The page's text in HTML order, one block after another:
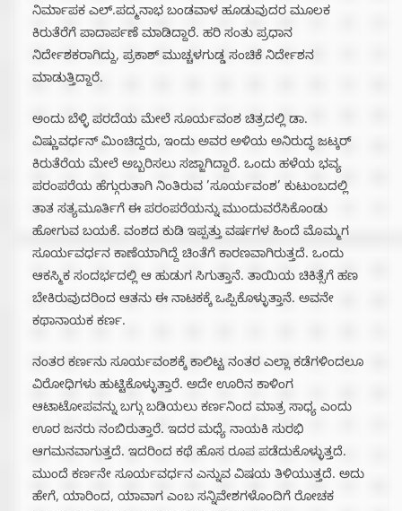
ನಿರ್ಮಾಪಕ ಎಲ್.ಪದ್ಮನಾಭ ಬಂಡವಾಳ ಹೂಡುವುದರ ಮೂಲಕ
ಕಿರುತೆರೆಗೆ ಪಾದಾರ್ಪಣೆ ಮಾಡಿದ್ದಾರೆ. ಹರಿ ಸಂತು ಪ್ರಧಾನ
ನಿರ್ದೇಶಕರಾಗಿದ್ದು, ಪ್ರಕಾಶ್ ಮುಚ್ಚಳಗುಡ್ಡ ಸಂಚಿಕೆ ನಿರ್ದೇಶನ
ಮಾಡುತ್ತಿದ್ದಾರೆ.
ಅಂದು ಬೆಳ್ಳಿ ಪರದೆಯ ಮೇಲೆ ಸೂರ್ಯವಂಶ ಚಿತ್ರದಲ್ಲಿ ಡಾ.
ವಿಷ್ಣುವರ್ಧನ್ ಮಿಂಚಿದ್ದರು, ಇಂದು ಅವರ ಅಳಿಯ ಅನಿರುದ್ಧ ಜಟ್ಕರ್
ಕಿರುತೆರೆಯ ಮೇಲೆ ಅಬ್ಬರಿಸಲು ಸಜ್ಜಾಗಿದ್ದಾರೆ. ಒಂದು ಹಳೆಯ ಭವ್ಯ
ಪರಂಪರೆಯ ಹೆಗ್ಗುರುತಾಗಿ ನಿಂತಿರುವ ’ಸೂರ್ಯವಂಶ’ ಕುಟುಂಬದಲ್ಲಿ
ತಾತ ಸತ್ಯಮೂರ್ತಿಗೆ ಈ ಪರಂಪರೆಯನ್ನು ಮುಂದುವರೆಸಿಕೊಂಡು
ಹೋಗುವ ಬಯಕೆ. ವಂಶದ ಕುಡಿ ಇಪ್ಪತ್ತು ವರ್ಷಗಳ ಹಿಂದೆ ಮೊಮ್ಮಗ
ಸೂರ್ಯವರ್ಧನ ಕಾಣೆಯಾಗಿದ್ದೆ ಚಿಂತೆಗೆ ಕಾರಣವಾಗಿರುತ್ತದೆ. ಒಂದು
ಆಕಸ್ಮಿಕ ಸಂದರ್ಭದಲ್ಲಿ ಆ ಹುಡುಗ ಸಿಗುತ್ತಾನೆ. ತಾಯಿಯ ಚಿಕಿತ್ಸೆಗೆ ಹಣ
ಬೇಕಿರುವುದರಿಂದ ಆತನು ಈ ನಾಟಕಕ್ಕೆ ಒಪ್ಪಿಕೊಳ್ಳುತ್ತಾನೆ. ಅವನೇ
ಕಥಾನಾಯಕ ಕರ್ಣ.
ನಂತರ ಕರ್ಣನು ಸೂರ್ಯವಂಶಕ್ಕೆ ಕಾಲಿಟ್ಟ ನಂತರ ಎಲ್ಲಾ ಕಡೆಗಳಿಂದಲೂ
ವಿರೋಧಿಗಳು ಹುಟ್ಟಿಕೊಳ್ಳುತ್ತಾರೆ. ಅದೇ ಊರಿನ ಕಾಳಿಂಗ
ಆಟಾಟೋಪವನ್ನು ಬಗ್ಗು ಬಡಿಯಲು ಕರ್ಣನಿಂದ ಮಾತ್ರ ಸಾಧ್ಯ ಎಂದು
ಊರ ಜನರು ನಂಬಿರುತ್ತಾರೆ. ಇದರ ಮಧ್ಯೆ ನಾಯಕಿ ಸುರಭಿ
ಆಗಮನವಾಗುತ್ತದೆ. ಇದರಿಂದ ಕಥೆ ಹೊಸ ರೂಪ ಪಡೆದುಕೊಳ್ಳುತ್ತದೆ.
ಮುಂದೆ ಕರ್ಣನೇ ಸೂರ್ಯವರ್ಧನ ಎನ್ನುವ ವಿಷಯ ತಿಳಿಯುತ್ತದೆ. ಅದು
ಹೇಗೆ, ಯಾರಿಂದ, ಯಾವಾಗ ಎಂಬ ಸನ್ನಿವೇಶಗಳೊಂದಿಗೆ ರೋಚಕ